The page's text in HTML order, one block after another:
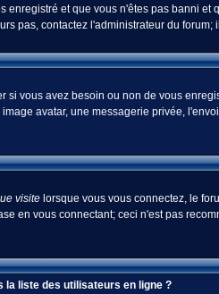
et que vous n'êtes pas banni
pas, contactez l'administrateur du forum;
vous avez besoin ou non de vous
avatar, une messagerie privée,
visitelorsque vous vous connectez, le
en vous connectant; ceci n'est pas
la liste des utilisateurs en ligne ?